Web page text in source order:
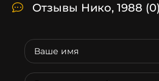
Отзывы Нико, 1988 (0)